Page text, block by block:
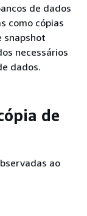
de dados
como cópias
snapshot
necessários
dados.
de
ao